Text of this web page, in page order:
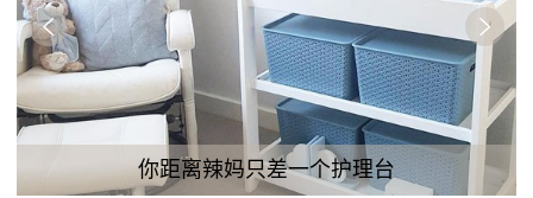
你距离辣妈只差一个护理台